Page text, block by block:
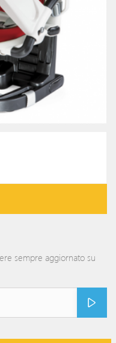
sempre aggiornato su